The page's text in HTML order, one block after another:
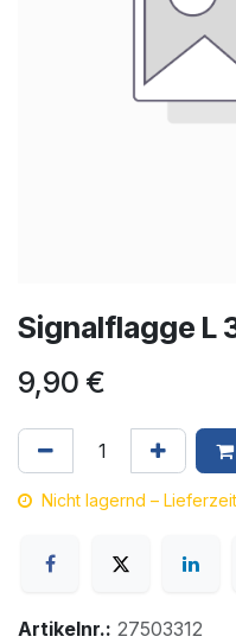
Signalflagge L
9,90 €
Nicht lagernd –
Artikelnr.: 27503312